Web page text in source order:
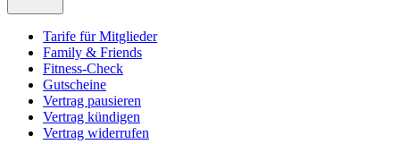
Tarife für Mitglieder
Family & Friends
Fitness-Check
Gutscheine
Vertrag pausieren
Vertrag kündigen
Vertrag widerrufen